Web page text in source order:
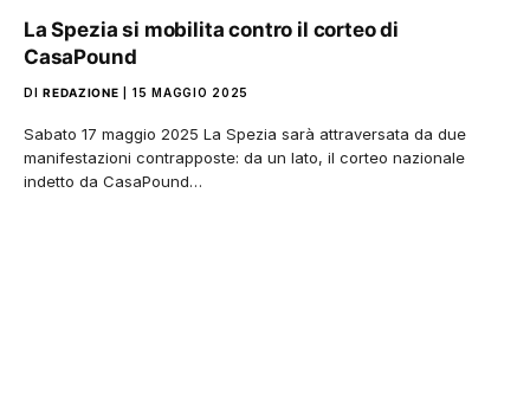
La Spezia si mobilita contro il corteo di
CasaPound
DI REDAZIONE 15 MAGGIO 2025
Sabato 17 maggio 2025 La Spezia sarà attraversata da due
manifestazioni contrapposte: da un lato, il corteo nazionale
indetto da CasaPound…